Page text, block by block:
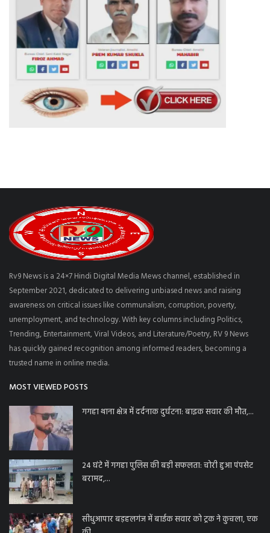
Rv9 News is a 24×7 Hindi Digital Media Mews channel, established in
September 2021, dedicated to delivering unbiased news and raising
awareness on critical issues like communalism, corruption, poverty,
unemployment, and technology. With key columns including Politics,
Trending, Entertainment, Viral Videos, and Literature/Poetry, RV 9 News
has quickly gained recognition among informed readers, becoming a
trusted name in online media.
MOST VIEWED POSTS
गगहा थाना क्षेत्र में दर्दनाक दुर्घटना: बाइक सवार की मौत,...
24 घंटे में गगहा पुलिस की बड़ी सफलता: चोरी हुआ पंपसेट
बरामद,...
सीधुआपार बड़हलगंज में बाईक सवार को ट्रक ने कुचला, एक